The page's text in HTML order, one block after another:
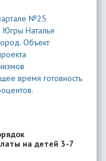
№25
Югры Наталья
Объект
время готовность
на детей 3-7